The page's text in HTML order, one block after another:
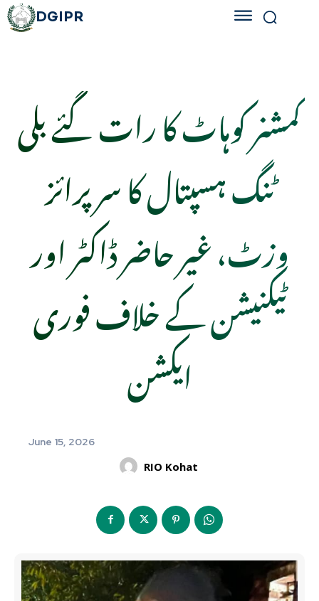
DGIPR
کمشنر کوہاٹ کا رات گئے بلی
ٹنگ ہسپتال کا سرپرائز
وزٹ، غیر حاضر ڈاکٹر اور
ٹیکنیشن کے خلاف فوری
ایکشن
June 15, 2026
RIO Kohat